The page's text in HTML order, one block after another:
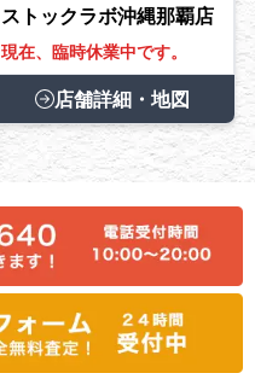
ストックラボ沖縄那覇店
現在、臨時休業中です。
店舗詳細・地図